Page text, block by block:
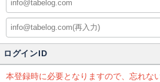
ログインID
本登録時に必要となりますので、忘れな